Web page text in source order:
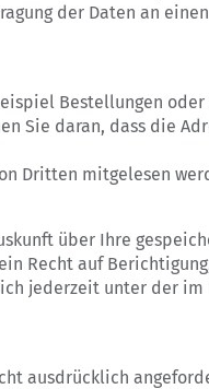
der Daten an
Bestellungen oder
Sie daran, dass die
Dritten mitgelesen
über Ihre
Recht auf
jederzeit unter der
ausdrücklich